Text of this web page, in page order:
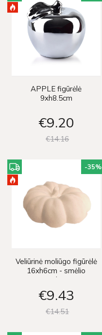
APPLE figūrėlė
9xh8.5cm
€9 20
€1416
-35%
Veliūrinė moliūgo figūrėlė
16xh6cm - smėlio
spalvos
€9 43
€1451